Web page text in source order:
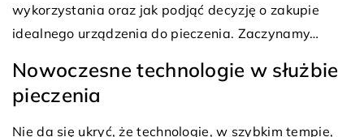
wykorzystania oraz jak podjąć decyzję o zakupie
idealnego urządzenia do pieczenia. Zaczynamy…
Nowoczesne technologie w służbie
pieczenia
Nie da się ukryć, że technologie, w szybkim tempie,